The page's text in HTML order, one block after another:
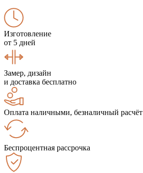
Изготовление
от 5 дней
Замер, дизайн
и доставка бесплатно
Оплата наличными, безналичный расчёт
Беспроцентная рассрочка